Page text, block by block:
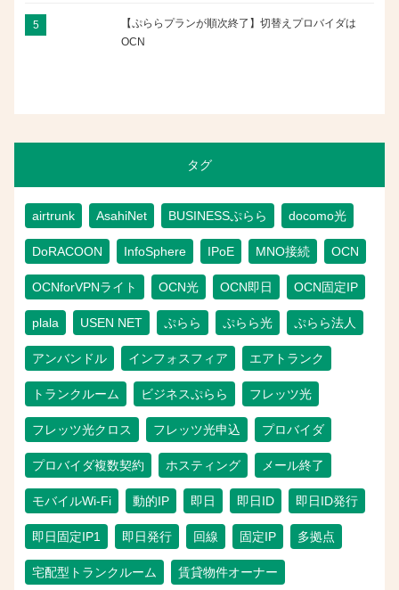
【ぷららプランが順次終了】切替えプロバイダは
OCN
タグ
airtrunk AsahiNet BUSINESSぷらら docomo光
DoRACOON InfoSphere IPoE MNO接続 OCN
OCNforVPNライト OCN光 OCN即日 OCN固定IP
plala USEN NET ぷらら ぷらら光 ぷらら法人
アンバンドル インフォスフィア エアトランク
トランクルーム ビジネスぷらら フレッツ光
フレッツ光クロス フレッツ光申込 プロバイダ
プロバイダ複数契約 ホスティング メール終了
モバイルWi-Fi 動的IP 即日 即日ID 即日ID発行
即日固定IP1 即日発行 回線 固定IP 多拠点
宅配型トランクルーム 賃貸物件オーナー